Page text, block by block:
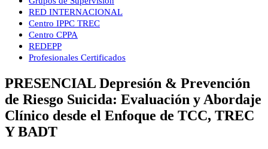
RED INTERNACIONAL
Centro IPPC TREC
Centro CPPA
REDEPP
Profesionales Certificados
PRESENCIAL Depresión & Prevención
de Riesgo Suicida: Evaluación y Abordaje
Clínico desde el Enfoque de TCC, TREC
Y BADT